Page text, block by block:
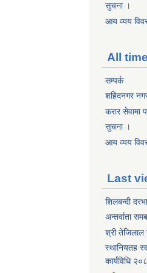
सुचना ।
आय व्यय
All
सम्पर्क
शहिदनगर
करार सेवामा
सुचना ।
आय व्यय
Last
शिलबन्दी
अन्तर्वाता
श्री तेजिलाल
स्थानियतह
कार्यविधि